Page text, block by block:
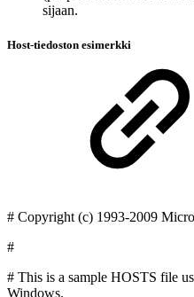
sijaan.
Host-tiedoston esimerkki
# Copyright (c) 1993-2009
#
# This is a sample HOSTS file
Windows.